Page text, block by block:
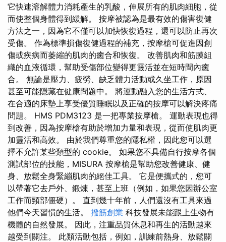
它快速溶解體力消耗產生的乳酸，伸展所有的肌肉細胞，從
而使整個身體得到緩解。 按摩被認為是最有效的傷害復健
方法之一，因為它不僅可以加快恢復過程，還可以防止再次
受傷。 作為標準損傷復健過程的補充，按摩槍可促進因創
傷或疾病而萎縮的肌肉的癒合和恢復。 改善肌肉和筋膜組
織的血液循環，幫助受傷部位變得更靈活並在短時間內癒
合。 無論是壓力、疲勞、缺乏體力活動或久坐工作，原因
甚至可能隱藏在健康問題中。 將運動融入您的生活方式、
在合適的床墊上享受優質睡眠以及正確的按摩可以解決疼痛
問題。 HMS PDM3123 是一把專業按摩槍。 運動表現也得
到改善，因為按摩槍有助於增加力量和表現，從而使肌肉更
加靈活和高效。 由於我們尊重您的隱私權，因此您可以選
擇不允許某些類型的 cookie。 如果您不具備自行按摩各個
測試部位的技能，MISURA 按摩槍是幫助您改善健康、健
身、放鬆全身緊繃肌肉的絕佳工具。 它是便攜式的，您可
以帶著它去戶外、鍛煉，甚至上班（例如，如果您因辦公室
工作而頸部僵硬）。 直到幾十年前，人們還沒有工具來過
他們今天習慣的生活。 撥筋創業 科技發展未能跟上生物有
機體的自然發展。 因此，注重品質休息和再生的活動越來
越受到關注。 此類活動包括，例如，訓練前熱身、放鬆關